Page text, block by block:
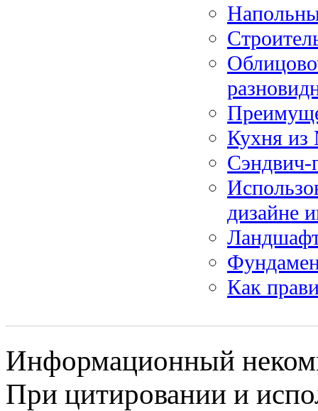
Кухня
Сэндвич-
дизайне
Как
Информационный
При цитировании и